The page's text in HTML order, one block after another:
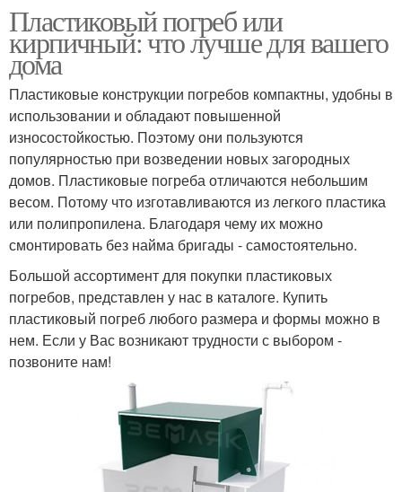
Пластиковый погреб или
кирпичный: что лучше для вашего
дома
Пластиковые конструкции погребов компактны, удобны в
использовании и обладают повышенной
износостойкостью. Поэтому они пользуются
популярностью при возведении новых загородных
домов. Пластиковые погреба отличаются небольшим
весом. Потому что изготавливаются из легкого пластика
или полипропилена. Благодаря чему их можно
смонтировать без найма бригады - самостоятельно.
Большой ассортимент для покупки пластиковых
погребов, представлен у нас в каталоге. Купить
пластиковый погреб любого размера и формы можно в
нем. Если у Вас возникают трудности с выбором -
позвоните нам!